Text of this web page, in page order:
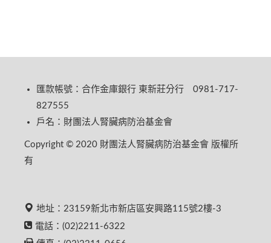
匯款帳號：合作金庫銀行 東新莊分行 0981-717-
827555
戶名：財團法人腎臟病防治基金會
Copyright © 2020 財團法人腎臟病防治基金會 版權所
有
地址：23159新北市新店區安興路115號2樓-3
電話：(02)2211-6322